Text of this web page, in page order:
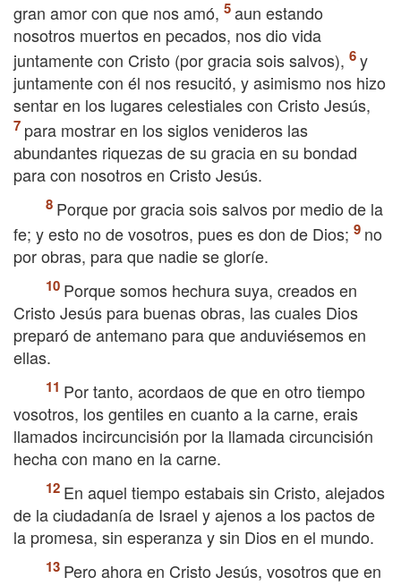
gran amor con que nos amó,
aun estando
nosotros muertos en pecados, nos dio vida
juntamente con Cristo (por gracia sois salvos),
y
juntamente con él nos resucitó, y asimismo nos hizo
sentar en los lugares celestiales con Cristo Jesús,
para mostrar en los siglos venideros las
abundantes riquezas de su gracia en su bondad
para con nosotros en Cristo Jesús.
Porque por gracia sois salvos por medio de la
fe; y esto no de vosotros, pues es don de Dios;
no
por obras, para que nadie se gloríe.
Porque somos hechura suya, creados en
Cristo Jesús para buenas obras, las cuales Dios
preparó de antemano para que anduviésemos en
ellas.
Por tanto, acordaos de que en otro tiempo
vosotros, los gentiles en cuanto a la carne, erais
llamados incircuncisión por la llamada circuncisión
hecha con mano en la carne.
En aquel tiempo estabais sin Cristo, alejados
de la ciudadanía de Israel y ajenos a los pactos de
la promesa, sin esperanza y sin Dios en el mundo.
Pero ahora en Cristo Jesús, vosotros que en